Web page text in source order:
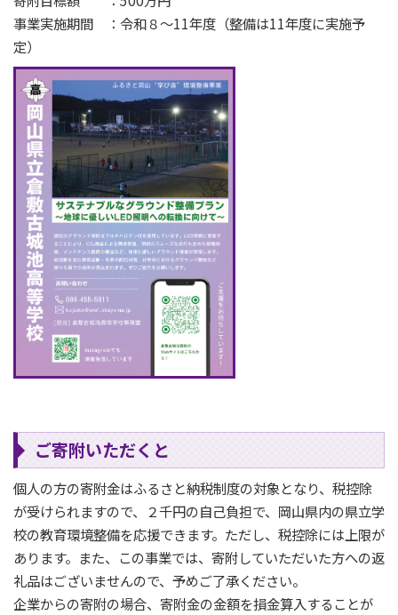
事業実施期間 ：令和８～11年度（整備は11年度に実施予
定）
ご寄附いただくと
個人の方の寄附金はふるさと納税制度の対象となり、税控除
が受けられますので、２千円の自己負担で、岡山県内の県立学
校の教育環境整備を応援できます。ただし、税控除には上限が
あります。また、この事業では、寄附していただいた方への返
礼品はございませんので、予めご了承ください。
企業からの寄附の場合、寄附金の金額を損金算入することが